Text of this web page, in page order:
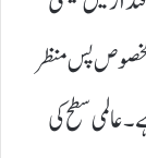
پس منظر
عالمی سطح کی